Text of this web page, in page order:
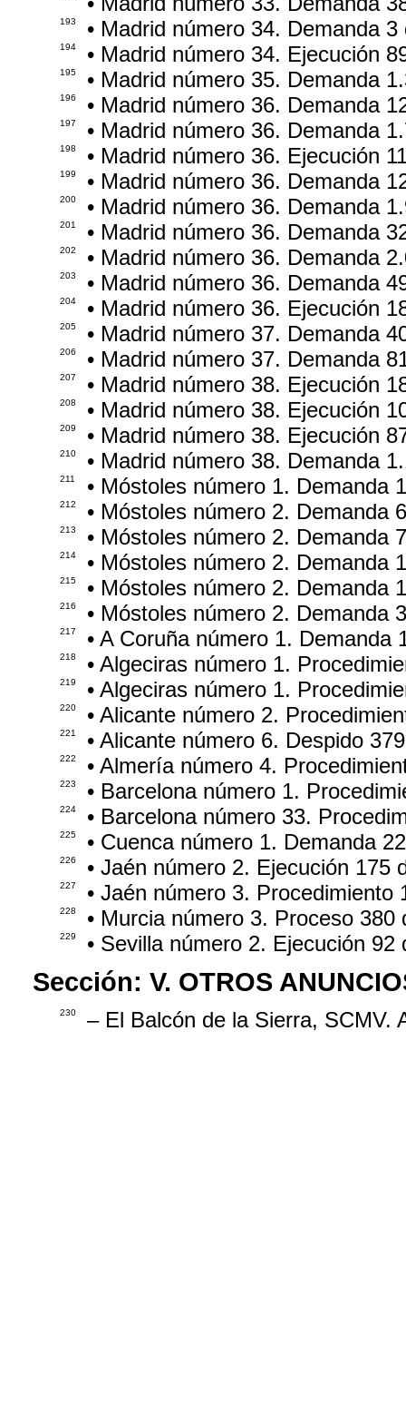
193 • Madrid número 34. Demanda 3
194 • Madrid número 34. Ejecución
195 • Madrid número 35. Demanda
196 • Madrid número 36. Demanda
197 • Madrid número 36. Demanda
198 • Madrid número 36. Ejecución
199 • Madrid número 36. Demanda
200 • Madrid número 36. Demanda
201 • Madrid número 36. Demanda
202 • Madrid número 36. Demanda
203 • Madrid número 36. Demanda
204 • Madrid número 36. Ejecución
205 • Madrid número 37. Demanda
206 • Madrid número 37. Demanda
207 • Madrid número 38. Ejecución
208 • Madrid número 38. Ejecución
209 • Madrid número 38. Ejecución
210 • Madrid número 38. Demanda
211 • Móstoles número 1. Demanda
212 • Móstoles número 2. Demanda
213 • Móstoles número 2. Demanda
214 • Móstoles número 2. Demanda
215 • Móstoles número 2. Demanda
216 • Móstoles número 2. Demanda
217 • A Coruña número 1. Demanda
218 • Algeciras número 1.
219 • Algeciras número 1.
220 • Alicante número 2.
221 • Alicante número 6. Despido
222 • Almería número 4.
223 • Barcelona número 1.
224 • Barcelona número 33.
225 • Cuenca número 1. Demanda
226 • Jaén número 2. Ejecución 175
227 • Jaén número 3. Procedimiento
228 • Murcia número 3. Proceso 380
229 • Sevilla número 2. Ejecución 92
Sección: V. OTROS
230 – El Balcón de la Sierra, SCMV.